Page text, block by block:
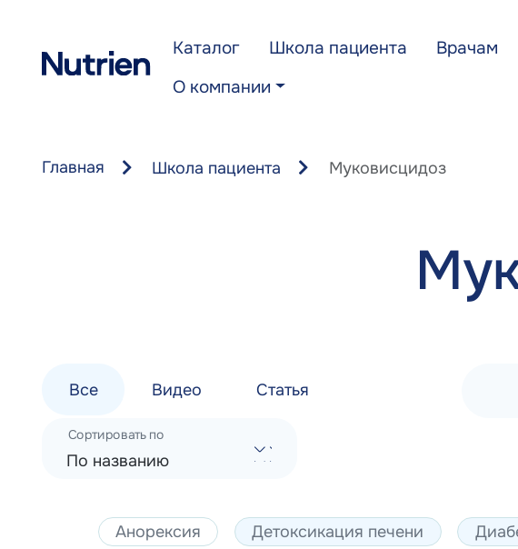
Каталог Школа пациента Врачам
О компании
Главная Школа пациента Муковисцидоз
Все Видео Статья
По названию
Сортировать по
Анорексия Детоксикация печени